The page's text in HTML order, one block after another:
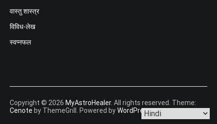
वास्तु शास्त्र
विविध-लेख
स्वप्नफल
Copyright © 2026 MyAstroHealer. All rights reserved. Theme:
Cenote by ThemeGrill. Powered byWordPress.